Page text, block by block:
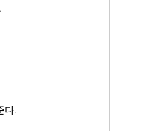
다.